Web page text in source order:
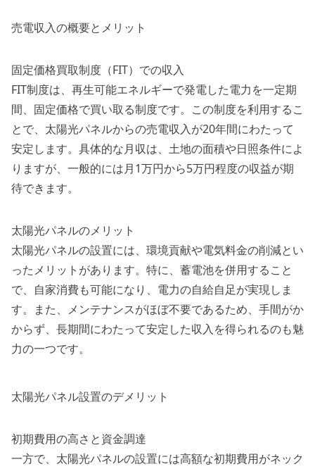
売電収入の概要とメリット
固定価格買取制度（FIT）での収入
FIT制度は、再生可能エネルギーで発電した電力を一定期
間、固定価格で買い取る制度です。この制度を利用するこ
とで、太陽光パネルからの売電収入が20年間にわたって
安定します。具体的な月収は、土地の面積や日照条件によ
りますが、一般的には月1万円から5万円程度の収益が期
待できます。
太陽光パネルのメリット
太陽光パネルの設置には、環境貢献や電気料金の削減とい
ったメリットがあります。特に、蓄電池を併用すること
で、自家消費も可能になり、電力の自給自足が実現しま
す。また、メンテナンスがほぼ不要であるため、手間がか
からず、長期間にわたって安定した収入を得られるのも魅
力の一つです。
太陽光パネル設置のデメリット
初期費用の高さと資金調達
一方で、太陽光パネルの設置には高額な初期費用がネック